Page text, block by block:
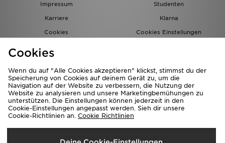
Impressum
Studenten
Karriere
Klarna
Cookies
Cookies Einstellungen
Lieferung Nach
Cookies
Wenn du auf "Alle Cookies akzeptieren" klickst, stimmst du der
Speicherung von Cookies auf deinem Gerät zu, um die
Navigation auf der Website zu verbessern, die Nutzung der
Website zu analysieren und unsere Marketingbemühungen zu
unterstützen. Die Einstellungen können jederzeit in den
Cookie-Einstellungen angepasst werden. Sieh dir unsere
Cookie-Richtlinien an. Cookie Richtlinien